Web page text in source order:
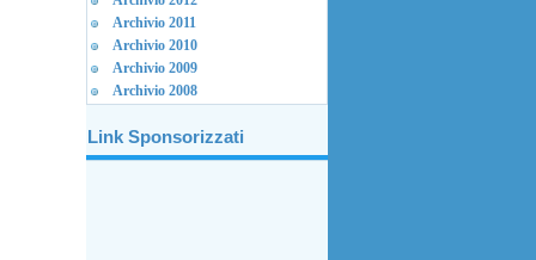
Archivio 2011
Archivio 2010
Archivio 2009
Archivio 2008
Link Sponsorizzati